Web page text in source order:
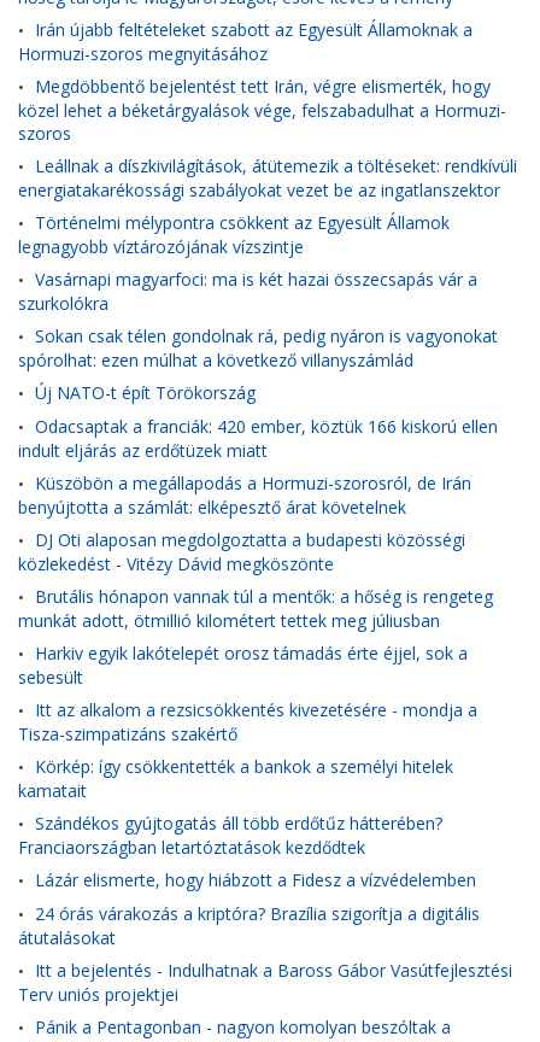
• Irán újabb feltételeket szabott az Egyesült Államoknak a
Hormuzi-szoros megnyitásához
• Megdöbbentő bejelentést tett Irán, végre elismerték, hogy
közel lehet a béketárgyalások vége, felszabadulhat a Hormuzi-
szoros
• Leállnak a díszkivilágítások, átütemezik a töltéseket: rendkívüli
energiatakarékossági szabályokat vezet be az ingatlanszektor
• Történelmi mélypontra csökkent az Egyesült Államok
legnagyobb víztározójának vízszintje
• Vasárnapi magyarfoci: ma is két hazai összecsapás vár a
szurkolókra
• Sokan csak télen gondolnak rá, pedig nyáron is vagyonokat
spórolhat: ezen múlhat a következő villanyszámlád
• Új NATO-t épít Törökország
• Odacsaptak a franciák: 420 ember, köztük 166 kiskorú ellen
indult eljárás az erdőtüzek miatt
• Küszöbön a megállapodás a Hormuzi-szorosról, de Irán
benyújtotta a számlát: elképesztő árat követelnek
• DJ Oti alaposan megdolgoztatta a budapesti közösségi
közlekedést - Vitézy Dávid megköszönte
• Brutális hónapon vannak túl a mentők: a hőség is rengeteg
munkát adott, ötmillió kilométert tettek meg júliusban
• Harkiv egyik lakótelepét orosz támadás érte éjjel, sok a
sebesült
• Itt az alkalom a rezsicsökkentés kivezetésére - mondja a
Tisza-szimpatizáns szakértő
• Körkép: így csökkentették a bankok a személyi hitelek
kamatait
• Szándékos gyújtogatás áll több erdőtűz hátterében?
Franciaországban letartóztatások kezdődtek
• Lázár elismerte, hogy hiábzott a Fidesz a vízvédelemben
• 24 órás várakozás a kriptóra? Brazília szigorítja a digitális
átutalásokat
• Itt a bejelentés - Indulhatnak a Baross Gábor Vasútfejlesztési
Terv uniós projektjei
• Pánik a Pentagonban - nagyon komolyan beszóltak a